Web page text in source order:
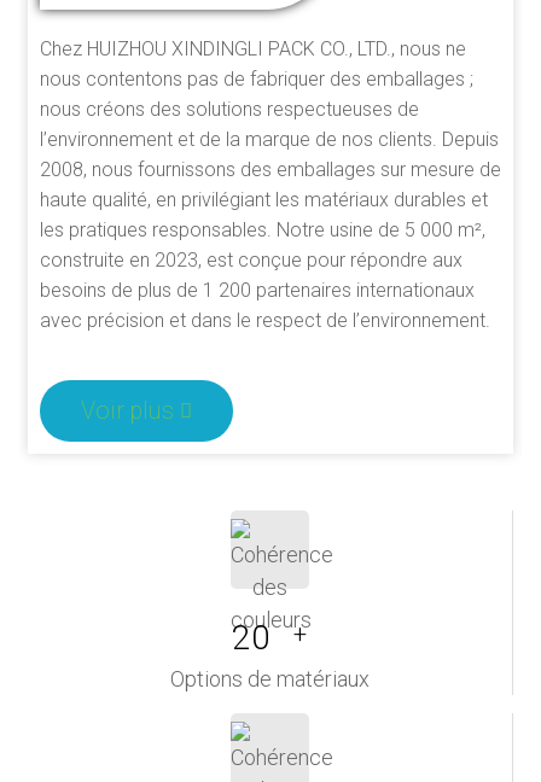
Chez HUIZHOU XINDINGLI PACK CO., LTD., nous ne
nous contentons pas de fabriquer des emballages ;
nous créons des solutions respectueuses de
l’environnement et de la marque de nos clients. Depuis
2008, nous fournissons des emballages sur mesure de
haute qualité, en privilégiant les matériaux durables et
les pratiques responsables. Notre usine de 5 000 m²,
construite en 2023, est conçue pour répondre aux
besoins de plus de 1 200 partenaires internationaux
avec précision et dans le respect de l’environnement.
Voir plus
20 +
Options de matériaux